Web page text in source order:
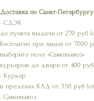
Доставка по Санкт-Петербургу
• СДЭК
до пункта выдачи от 270 руб
Бесплатно при заказе от
выберите поле «Самовывоз»
курьером до двери от 400
• Курьер
в пределах КАД от 350 руб
• Самовывоз